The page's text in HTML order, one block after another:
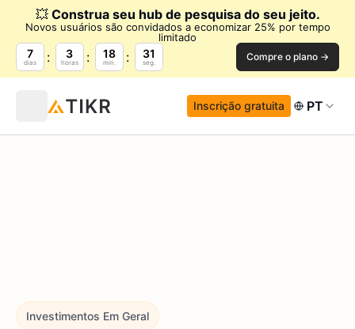
💥 Construa seu hub de pesquisa do seu jeito.
Novos usuários são convidados a economizar 25% por tempo
limitado
7
dias
3
horas
18
min.
30
seg. Compre o plano →
Inscrição gratuita PT
Investimentos Em Geral